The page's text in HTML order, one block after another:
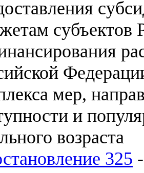
субъектов
мер,
и
возраста
325